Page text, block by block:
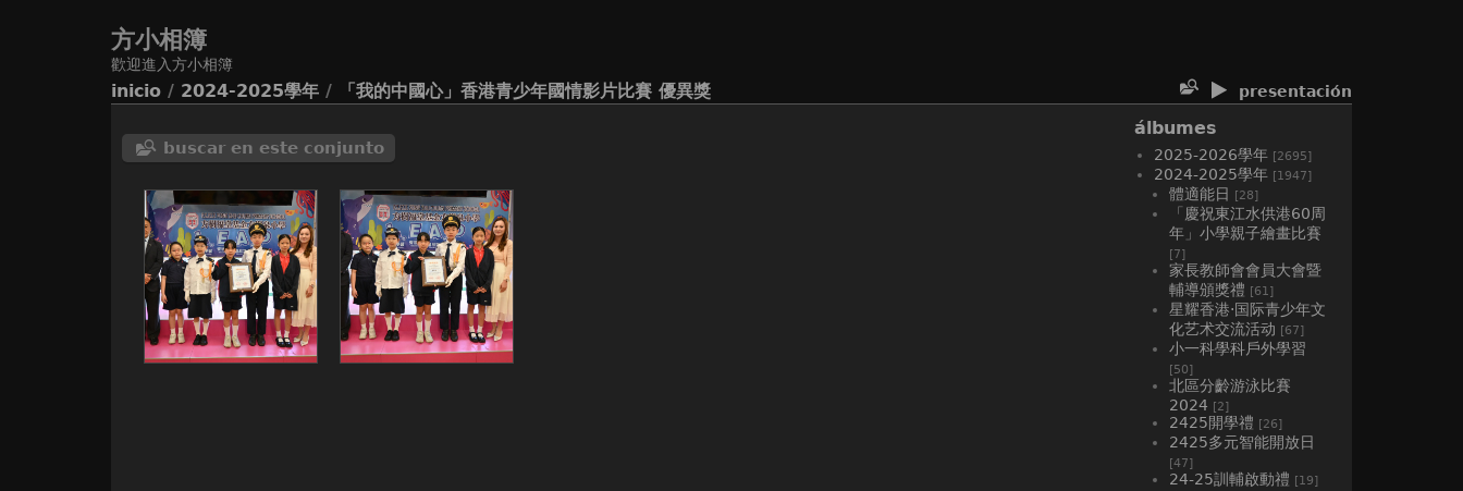
方小相簿
歡迎進入方小相簿
presentación
inicio / 2024-2025學年 / 「我的中國心」香港青少年國情影片比賽 優異獎
buscar en este conjunto
álbumes
2025-2026學年 [2695]
2024-2025學年 [1947]
體適能日 [28]
「慶祝東江水供港60周
年」小學親子繪畫比賽
[7]
家長教師會會員大會暨
輔導頒獎禮 [61]
星耀香港·国际青少年文
化艺术交流活动 [67]
小一科學科戶外學習
[50]
北區分齡游泳比賽
2024 [2]
2425開學禮 [26]
2425多元智能開放日
[47]
24-25訓輔啟動禮 [19]